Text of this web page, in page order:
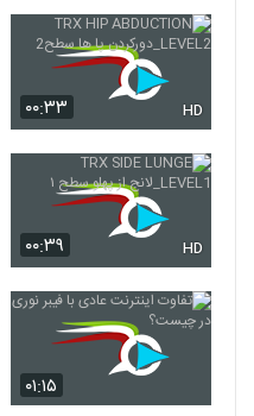
۰۰:۳۳ HD
۰۰:۳۹ HD
۰۱:۱۵